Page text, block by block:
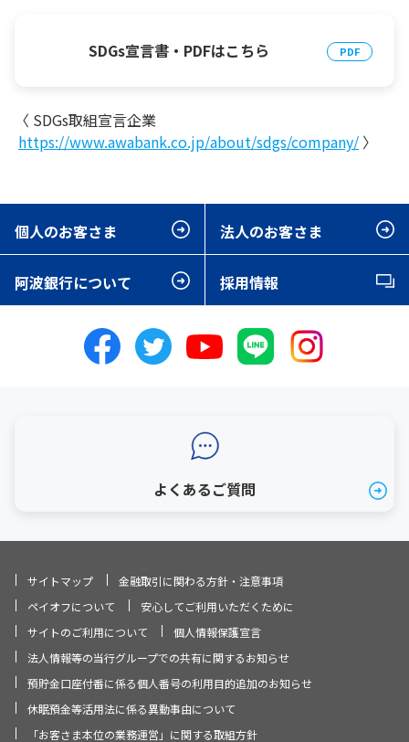
SDGs宣言書・PDFはこちら
〈 SDGs取組宣言企業
https://www.awabank.co.jp/about/sdgs/company/ 〉
個人のお客さま 法人のお客さま
阿波銀行について 採用情報
よくあるご質問
サイトマップ
金融取引に関わる方針・注意事項
ペイオフについて
安心してご利用いただくために
サイトのご利用について
個人情報保護宣言
法人情報等の当行グループでの共有に関するお知らせ
預貯金口座付番に係る個人番号の利用目的追加のお知らせ
休眠預金等活用法に係る異動事由について
「お客さま本位の業務運営」に関する取組方針